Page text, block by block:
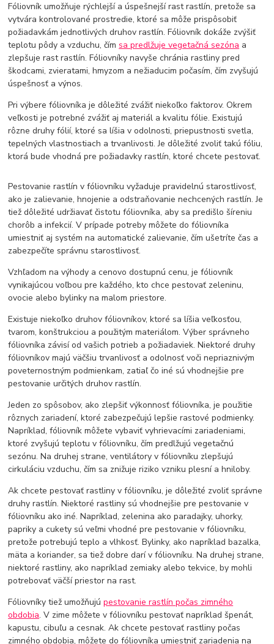
Fóliovník umožňuje rýchlejší a úspešnejší rast rastlín, pretože sa
vytvára kontrolované prostredie, ktoré sa môže prispôsobiť
požiadavkám jednotlivých druhov rastlín. Fóliovník dokáže zvýšiť
teplotu pôdy a vzduchu, čímsa predlžuje vegetačná sezóna a
zlepšuje rast rastlín. Fóliovníky navyše chránia rastliny pred
škodcami, zvieratami, hmyzom a nežiaducim počasím, čím zvyšujú
úspešnosť a výnos.
Pri výbere fóliovníka je dôležité zvážiť niekoľko faktorov. Okrem
veľkosti je potrebné zvážiť aj materiál a kvalitu fólie. Existujú
rôzne druhy fólií, ktoré sa líšia v odolnosti, priepustnosti svetla,
tepelných vlastnostiach a trvanlivosti. Je dôležité zvoliť takú fóliu,
ktorá bude vhodná pre požiadavky rastlín, ktoré chcete pestovať.
Pestovanie rastlín v fóliovníku vyžaduje pravidelnú starostlivosť,
ako je zalievanie, hnojenie a odstraňovanie nechcených rastlín. Je
tiež dôležité udržiavať čistotu fóliovníka, aby sa predišlo šíreniu
chorôb a infekcií. V prípade potreby môžete do fóliovníka
umiestniť aj systém na automatické zalievanie, čím ušetríte čas a
zabezpečíte správnu starostlivosť.
Vzhľadom na výhody a cenovo dostupnú cenu, je fóliovník
vynikajúcou voľbou pre každého, kto chce pestovať zeleninu,
ovocie alebo bylinky na malom priestore.
Existuje niekoľko druhov fóliovníkov, ktoré sa líšia veľkosťou,
tvarom, konštrukciou a použitým materiálom. Výber správneho
fóliovníka závisí od vašich potrieb a požiadaviek. Niektoré druhy
fóliovníkov majú väčšiu trvanlivosť a odolnosť voči nepriaznivým
poveternostným podmienkam, zatiaľ čo iné sú vhodnejšie pre
pestovanie určitých druhov rastlín.
Jeden zo spôsobov, ako zlepšiť výkonnosť fóliovníka, je použitie
rôznych zariadení, ktoré zabezpečujú lepšie rastové podmienky.
Napríklad, fóliovník môžete vybaviť vyhrievacími zariadeniami,
ktoré zvyšujú teplotu v fóliovníku, čím predlžujú vegetačnú
sezónu. Na druhej strane, ventilátory v fóliovníku zlepšujú
cirkuláciu vzduchu, čím sa znižuje riziko vzniku plesní a hniloby.
Ak chcete pestovať rastliny v fóliovníku, je dôležité zvoliť správne
druhy rastlín. Niektoré rastliny sú vhodnejšie pre pestovanie v
fóliovníku ako iné. Napríklad, zelenina ako paradajky, uhorky,
papriky a cukety sú veľmi vhodné pre pestovanie v fóliovníku,
pretože potrebujú teplo a vlhkosť. Bylinky, ako napríklad bazalka,
mäta a koriander, sa tiež dobre darí v fóliovníku. Na druhej strane,
niektoré rastliny, ako napríklad zemiaky alebo tekvice, by mohli
potrebovať väčší priestor na rast.
Fóliovníky tiež umožňujúpestovanie rastlín počas zimného
obdobia. V zime môžete v fóliovníku pestovať napríklad špenát,
kapustu, cibuľu a cesnak. Ak chcete pestovať rastliny počas
zimného obdobia, môžete do fóliovníka umiestniť zariadenia na